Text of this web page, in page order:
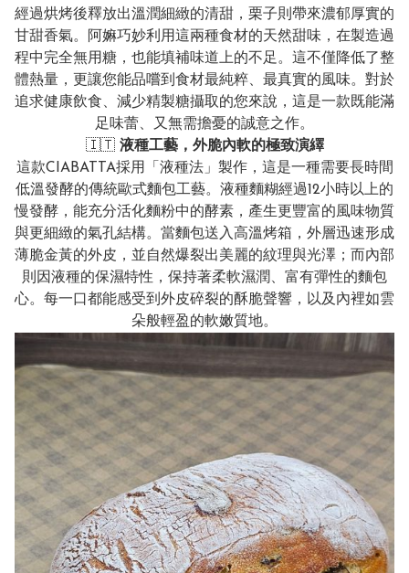
經過烘烤後釋放出溫潤細緻的清甜，栗子則帶來濃郁厚實的
甘甜香氣。阿嫲巧妙利用這兩種食材的天然甜味，在製造過
程中完全無用糖，也能填補味道上的不足。這不僅降低了整
體熱量，更讓您能品嚐到食材最純粹、最真實的風味。對於
追求健康飲食、減少精製糖攝取的您來說，這是一款既能滿
足味蕾、又無需擔憂的誠意之作。
🇮🇹 液種工藝，外脆內軟的極致演繹
這款CIABATTA採用「液種法」製作，這是一種需要長時間
低溫發酵的傳統歐式麵包工藝。液種麵糊經過12小時以上的
慢發酵，能充分活化麵粉中的酵素，產生更豐富的風味物質
與更細緻的氣孔結構。當麵包送入高溫烤箱，外層迅速形成
薄脆金黃的外皮，並自然爆裂出美麗的紋理與光澤；而內部
則因液種的保濕特性，保持著柔軟濕潤、富有彈性的麵包
心。每一口都能感受到外皮碎裂的酥脆聲響，以及內裡如雲
朵般輕盈的軟嫩質地。